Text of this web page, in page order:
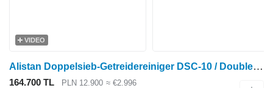
VIDEO
Alistan Doppelsieb-Getreidereiniger DSC-10 / Double-sieve grain cleaner
164.700 TL PLN 12.900 ≈ €2.996